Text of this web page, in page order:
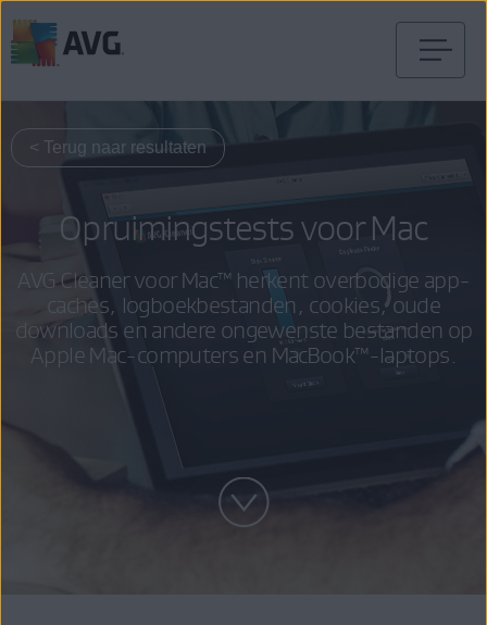
naar
inhoud
< Terug naar resultaten
Opruimingstests voor Mac
AVG Cleaner voor Mac™ herkent overbodige app-
caches, logboekbestanden, cookies, oude
downloads en andere ongewenste bestanden op
Apple Mac-computers en MacBook™-laptops.